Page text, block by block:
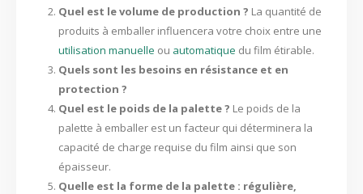
Quel est le volume de production ? La quantité de
produits à emballer influencera votre choix entre une
utilisation manuelle ou automatique du film étirable.
Quels sont les besoins en résistance et en
protection ?
Quel est le poids de la palette ? Le poids de la
palette à emballer est un facteur qui déterminera la
capacité de charge requise du film ainsi que son
épaisseur.
Quelle est la forme de la palette : régulière,